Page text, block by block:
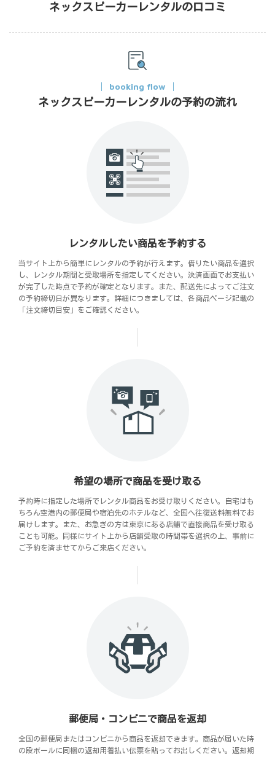
ネックスピーカーレンタルの口コミ
booking flow
ネックスピーカーレンタルの予約の流れ
レンタルしたい商品を予約する
当サイト上から簡単にレンタルの予約が行えます。借りたい商品を選択
し、レンタル期間と受取場所を指定してください。決済画面でお支払い
が完了した時点で予約が確定となります。また、配送先によってご注文
の予約締切日が異なります。詳細につきましては、各商品ページ記載の
「注文締切目安」をご確認ください。
希望の場所で商品を受け取る
予約時に指定した場所でレンタル商品をお受け取りください。自宅はも
ちろん空港内の郵便局や宿泊先のホテルなど、全国へ往復送料無料でお
届けします。また、お急ぎの方は東京にある店舗で直接商品を受け取る
ことも可能。同様にサイト上から店舗受取の時間帯を選択の上、事前に
ご予約を済ませてからご来店ください。
郵便局・コンビニで商品を返却
全国の郵便局またはコンビニから商品を返却できます。商品が届いた時
の段ボールに同梱の返却用着払い伝票を貼ってお出しください。返却期